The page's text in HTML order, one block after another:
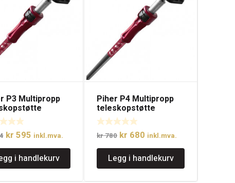
P3 Multipropp
Opprinnelig
pris
var:
kr 684.
kr 595Nåværende
pris
er:
kr 595.
inkl.mva.
i handlekurv
Piher P4 Multipropp
teleskopstøtte
kr780 Opprinnelig
pris
var:
kr 780.
kr 680 Nåværende
pris
er:
kr 680.
inkl.mva.
Legg i handlekurv